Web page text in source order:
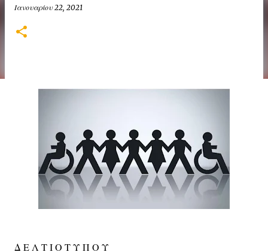
Ιανουαρίου 22, 2021
Δ Ε Λ Τ Ι Ο Τ Υ Π Ο Υ